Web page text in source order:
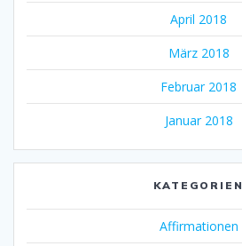
April 2018
März 2018
Februar 2018
Januar 2018
KATEGORIEN
Affirmationen